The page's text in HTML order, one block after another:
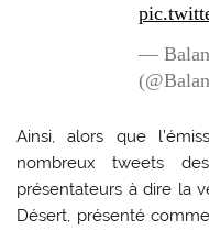
—
Ainsi, alors que
nombreux tweets
présentateurs à dire la
Désert, présenté